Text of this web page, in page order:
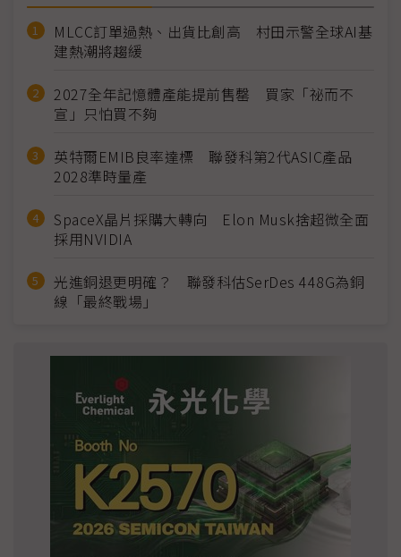
MLCC訂單過熱、出貨比創高 村田示警全球AI基
建熱潮將趨緩
2027全年記憶體產能提前售罄 買家「祕而不
宣」只怕買不夠
英特爾EMIB良率達標 聯發科第2代ASIC產品
2028準時量產
SpaceX晶片採購大轉向 Elon Musk捨超微全面
採用NVIDIA
光進銅退更明確？ 聯發科估SerDes 448G為銅
線「最終戰場」